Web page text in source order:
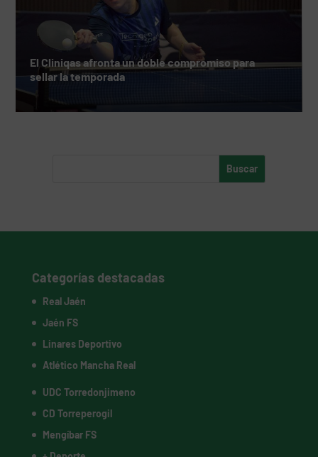
El Cliniqas afronta un doble compromiso para
sellar la temporada
Categorías destacadas
Real Jaén
Jaén FS
Linares Deportivo
Atlético Mancha Real
UDC Torredonjimeno
CD Torreperogil
Mengíbar FS